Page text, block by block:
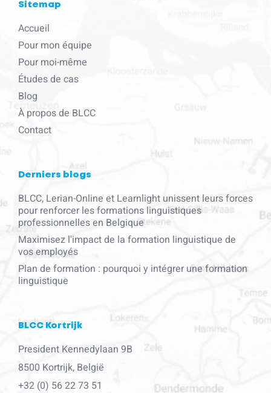
Sitemap
Accueil
Pour mon équipe
Pour moi-même
Études de cas
Blog
À propos de BLCC
Contact
Derniers blogs
BLCC, Lerian-Online et Learnlight unissent leurs forces
pour renforcer les formations linguistiques
professionnelles en Belgique
Maximisez l'impact de la formation linguistique de
vos employés
Plan de formation : pourquoi y intégrer une formation
linguistique
BLCC Kortrijk
President Kennedylaan 9B
8500 Kortrijk, België
+32 (0) 56 22 73 51